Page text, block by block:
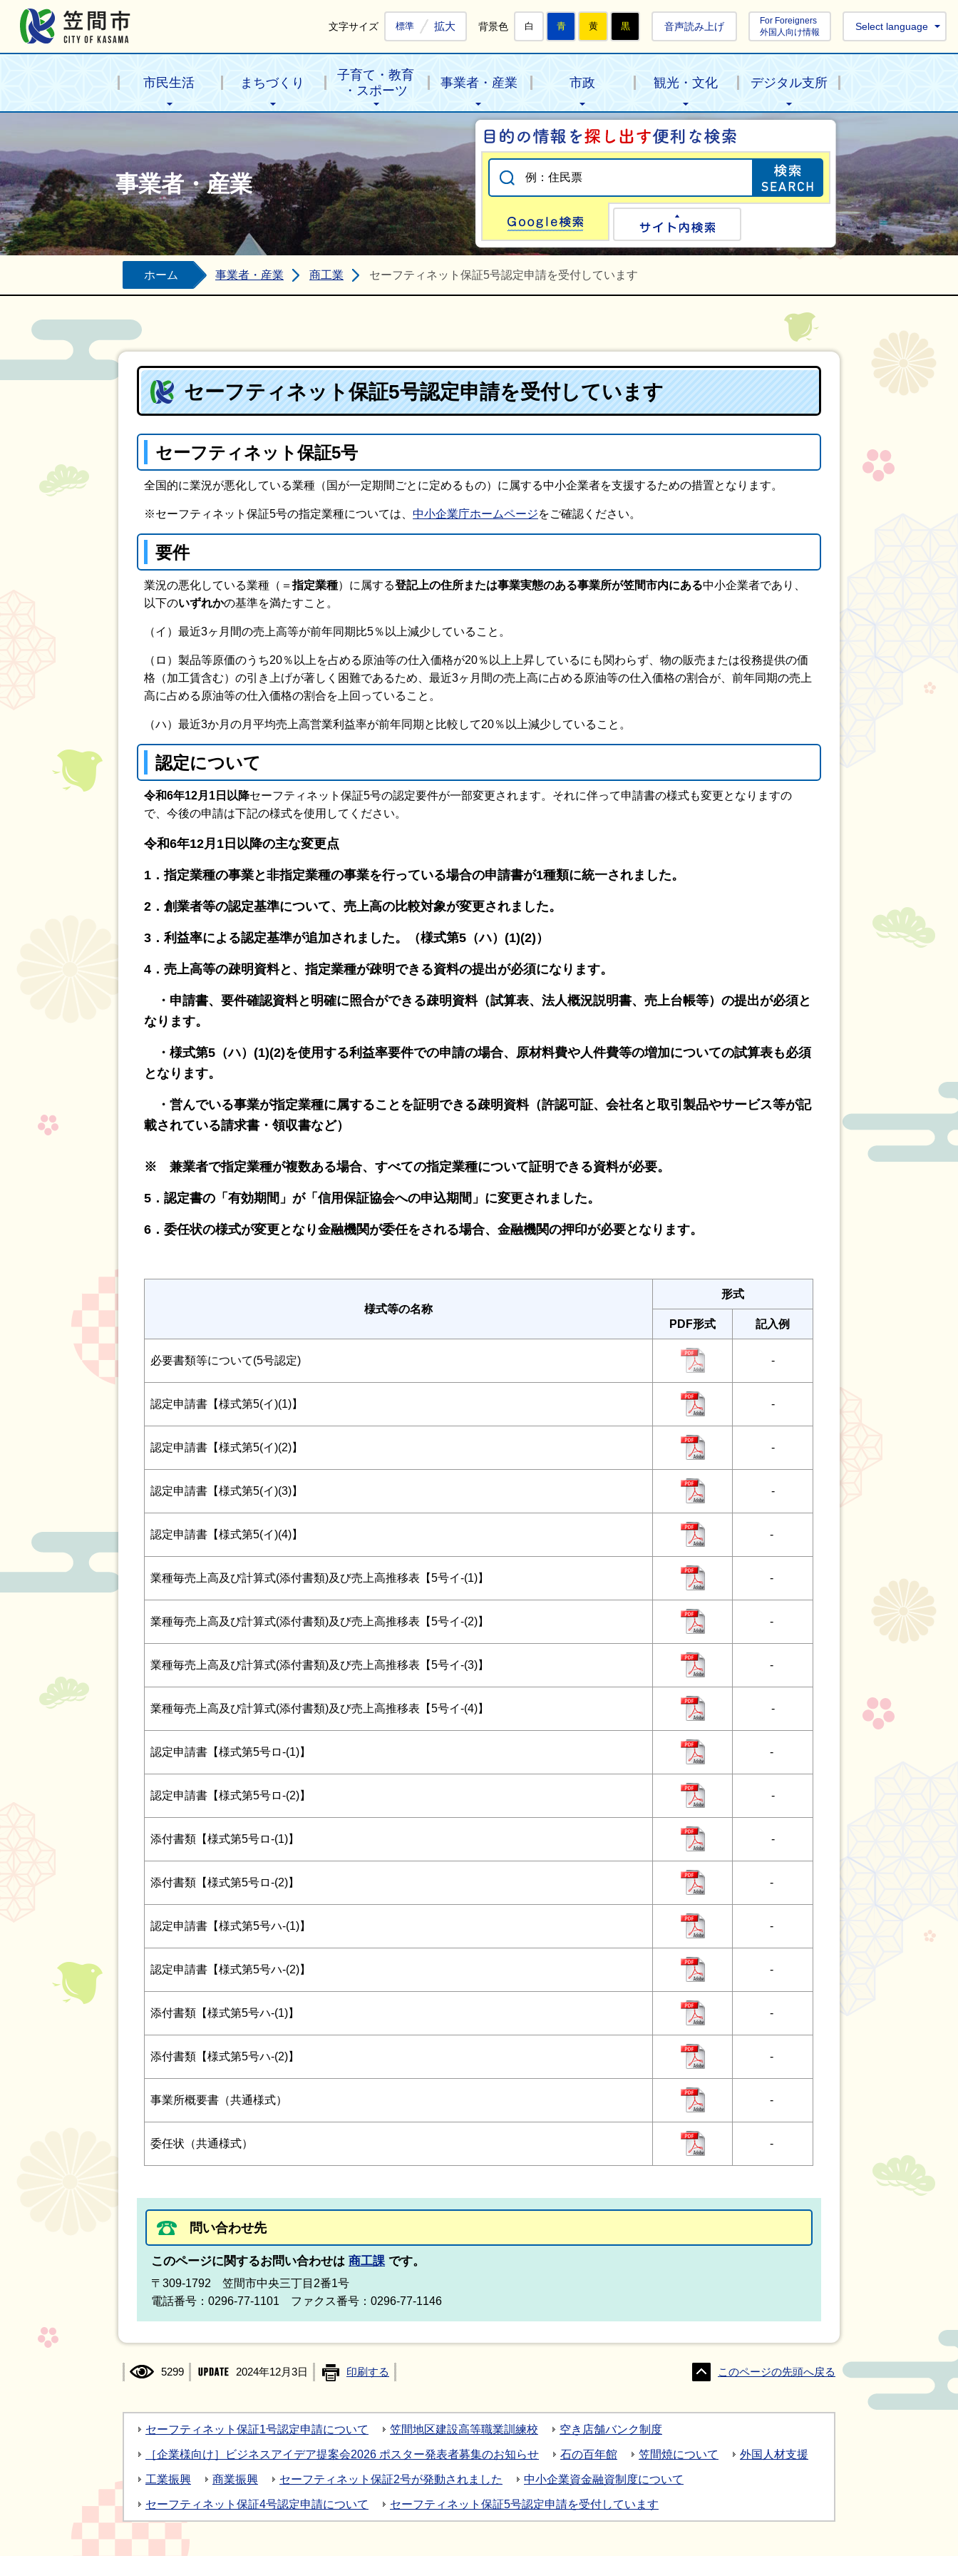
文字サイズ 標準 拡大 背景色 白 青 黄 黒 音声読み上げ
For Foreigners
外国人向け情報
Select language
市民生活 まちづくり
子育て・教育
・スポーツ
事業者・産業 市政 観光・文化 デジタル支所
事業者・産業
目的の情報を探
Google検索
ホーム 事業者・産業 商工業 セーフティネット保証5号認定申請を受付しています
セーフティネット保証5号認定申請を受付しています
セーフティネット保証5号
全国的に業況が悪化している業種（国が一定期間ごとに定めるもの）に属する中小企業者を支援するための措置となります。
※セーフティネット保証5号の指定業種については、 中小企業庁ホームページをご確認ください。
要件
業況の悪化している業種（＝指定業種）に属する登記上の住所または事業実態のある事業所が笠間市内にある中小企業者であり、
以下のいずれかの基準を満たすこと。
（イ）最近3ヶ月間の売上高等が前年同期比5％以上減少していること。
（ロ）製品等原価のうち20％以上を占める原油等の仕入価格が20％以上上昇しているにも関わらず、物の販売または役務提供の価
格（加工賃含む）の引き上げが著しく困難であるため、最近3ヶ月間の売上高に占める原油等の仕入価格の割合が、前年同期の売上
高に占める原油等の仕入価格の割合を上回っていること。
（ハ）最近3か月の月平均売上高営業利益率が前年同期と比較して20％以上減少していること。
認定について
令和6年12月1日以降セーフティネット保証5号の認定要件が一部変更されます。それに伴って申請書の様式も変更となりますの
で、今後の申請は下記の様式を使用してください。
令和6年12月1日以降の主な変更点
1．指定業種の事業と非指定業種の事業を行っている場合の申請書が1種類に統一されました。
2．創業者等の認定基準について、売上高の比較対象が変更されました。
3．利益率による認定基準が追加されました。（様式第5（ハ）(1)(2)）
4．売上高等の疎明資料と、指定業種が疎明できる資料の提出が必須になります。
・申請書、要件確認資料と明確に照合ができる疎明資料（試算表、法人概況説明書、売上台帳等）の提出が必須と
なります。
・様式第5（ハ）(1)(2)を使用する利益率要件での申請の場合、原材料費や人件費等の増加についての試算表も必須
となります。
・営んでいる事業が指定業種に属することを証明できる疎明資料（許認可証、会社名と取引製品やサービス等が記
載されている請求書・領収書など）
※ 兼業者で指定業種が複数ある場合、すべての指定業種について証明できる資料が必要。
5．認定書の「有効期間」が「信用保証協会への申込期間」に変更されました。
6．委任状の様式が変更となり金融機関が委任をされる場合、金融機関の押印が必要となります。
様式等の名称
形式
PDF形式 記入例
必要書類等について(5号認定) -
認定申請書【様式第5(イ)(1)】 -
認定申請書【様式第5(イ)(2)】 -
認定申請書【様式第5(イ)(3)】 -
認定申請書【様式第5(イ)(4)】 -
業種毎売上高及び計算式(添付書類)及び売上高推移表【5号イ-(1)】 -
業種毎売上高及び計算式(添付書類)及び売上高推移表【5号イ-(2)】 -
業種毎売上高及び計算式(添付書類)及び売上高推移表【5号イ-(3)】 -
業種毎売上高及び計算式(添付書類)及び売上高推移表【5号イ-(4)】 -
認定申請書【様式第5号ロ‐(1)】 -
認定申請書【様式第5号ロ‐(2)】 -
添付書類【様式第5号ロ‐(1)】 -
添付書類【様式第5号ロ‐(2)】 -
認定申請書【様式第5号ハ‐(1)】 -
認定申請書【様式第5号ハ‐(2)】 -
添付書類【様式第5号ハ‐(1)】 -
添付書類【様式第5号ハ‐(2)】 -
事業所概要書（共通様式） -
委任状（共通様式） -
問い合わせ先
このページに関するお問い合わせは 商工課 です。
〒309-1792 笠間市中央三丁目2番1号
電話番号：0296-77-1101 ファクス番号：0296-77-1146
5299 2024年12月3日 印刷する このページの先頭へ戻る
セーフティネット保証1号認定申請について 笠間地区建設高等職業訓練校 空き店舗バンク制度
［企業様向け］ビジネスアイデア提案会2026 ポスター発表者募集のお知らせ 石の百年館 笠間焼について 外国人材支援
工業振興 商業振興 セーフティネット保証2号が発動されました 中小企業資金融資制度について
セーフティネット保証4号認定申請について セーフティネット保証5号認定申請を受付しています